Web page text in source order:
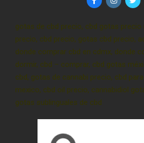
gotas de cbd precio, cbd gotas
precio, cbd precio, gotas cbd precio,
donde comprar cbd en cdmx, donde
dormir, cbd – comprar, cbd gotas
cbd, gotas de cannabi precio, cbd
mexico, cbd oil precio, cannabidiol
gotas sublinguales de cbd